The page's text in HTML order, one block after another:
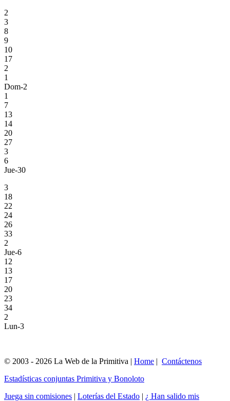
2
3
8
9
10
17
2
1
Dom-2
1
7
13
14
20
27
3
6
Jue-30
3
18
22
24
26
33
2
Jue-6
12
13
17
20
23
34
2
Lun-3
© 2003 - 2026 La Web de la Primitiva | Home | Contáctenos
Estadísticas conjuntas Primitiva y Bonoloto
Juega sin comisiones | Loterías del Estado | ¿ Han salido mis